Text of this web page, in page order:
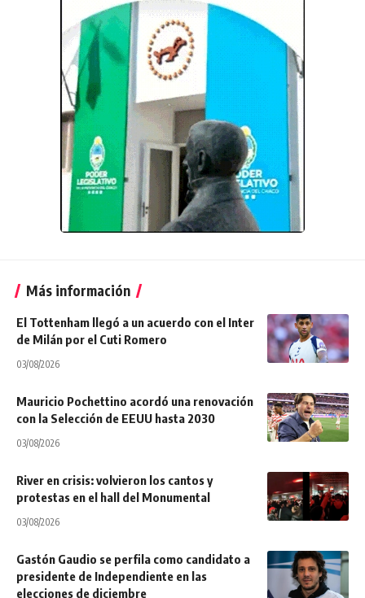
Más información
El Tottenham llegó a un acuerdo con el Inter
de Milán por el Cuti Romero
03/08/2026
Mauricio Pochettino acordó una renovación
con la Selección de EEUU hasta 2030
03/08/2026
River en crisis: volvieron los cantos y
protestas en el hall del Monumental
03/08/2026
Gastón Gaudio se perfila como candidato a
presidente de Independiente en las
elecciones de diciembre